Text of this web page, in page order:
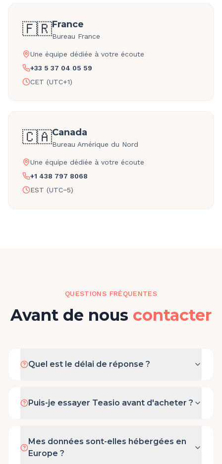
🇫🇷France
Bureau France
Une équipe dédiée à votre écoute
+33 5 37 04 05 59
CET (UTC+1)
🇨🇦Canada
Bureau Amérique du Nord
Une équipe dédiée à votre écoute
+1 438 797 8068
EST (UTC−5)
QUESTIONS FRÉQUENTES
Avant de nous contacter
Quel est le délai de réponse ?
Puis-je essayer Teasio avant d'acheter ?
Mes données sont-elles hébergées en
Europe ?